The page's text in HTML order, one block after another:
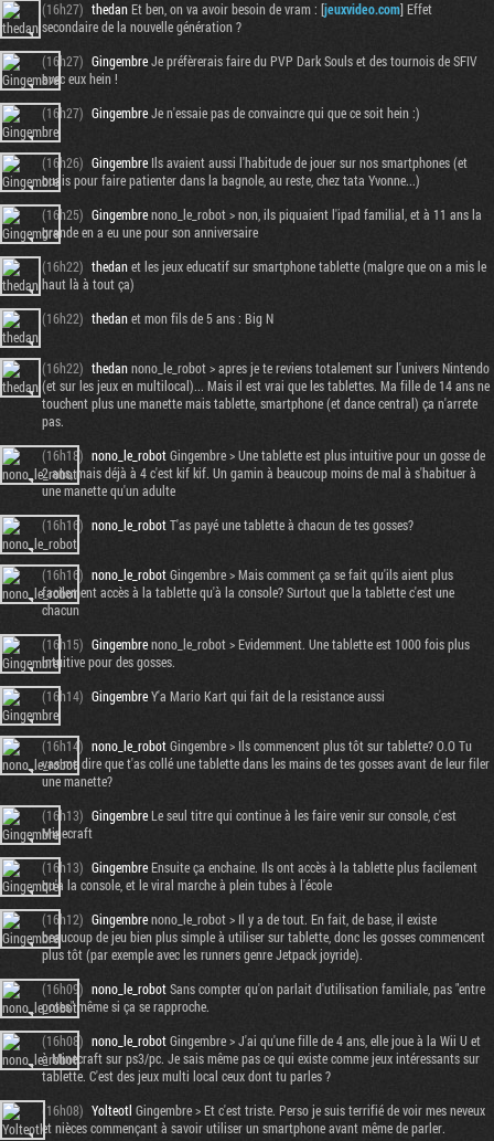
(16h27) thedanEt ben, on va avoir besoin de vram : [jeuxvideo.com] Effet
secondaire de la nouvelle génération ?
(16h27) GingembreJe préfèrerais faire du PVP Dark Souls et des tournois de SFIV
avec eux hein !
(16h27) GingembreJe n'essaie pas de convaincre qui que ce soit hein :)
(16h26) Gingembre Ils avaient aussi l'habitude de jouer sur nos smartphones (et
ouais pour faire patienter dans la bagnole, au reste, chez tata Yvonne...)
(16h25) Gingembrenono_le_robot > non, ils piquaient l'ipad familial, et à 11 ans la
grande en a eu une pour son anniversaire
(16h22) thedanet les jeux educatif sur smartphone tablette (malgre que on a mis le
haut là à tout ça)
(16h22) thedanet mon fils de 5 ans : Big N
(16h22) thedannono_le_robot > apres je te reviens totalement sur l'univers Nintendo
(et sur les jeux en multilocal)... Mais il est vrai que les tablettes. Ma fille de 14 ans ne
touchent plus une manette mais tablette, smartphone (et dance central) ça n'arrete
pas.
(16h18) nono_le_robotGingembre > Une tablette est plus intuitive pour un gosse de
2 ans, mais déjà à 4 c'est kif kif. Un gamin à beaucoup moins de mal à s'habituer à
une manette qu'un adulte
(16h16) nono_le_robotT'as payé une tablette à chacun de tes gosses?
(16h16) nono_le_robotGingembre > Mais comment ça se fait qu'ils aient plus
facilement accès à la tablette qu'à la console? Surtout que la tablette c'est une
chacun
(16h15) Gingembrenono_le_robot > Evidemment. Une tablette est 1000 fois plus
intuitive pour des gosses.
(16h14) GingembreY'a Mario Kart qui fait de la resistance aussi
(16h14) nono_le_robotGingembre > Ils commencent plus tôt sur tablette? O.O Tu
vas me dire que t'as collé une tablette dans les mains de tes gosses avant de leur filer
une manette?
(16h13) GingembreLe seul titre qui continue à les faire venir sur console, c'est
Minecraft
(16h13) GingembreEnsuite ça enchaine. Ils ont accès à la tablette plus facilement
qu'à la console, et le viral marche à plein tubes à l'école
(16h12) Gingembrenono_le_robot > Il y a de tout. En fait, de base, il existe
beaucoup de jeu bien plus simple à utiliser sur tablette, donc les gosses commencent
plus tôt (par exemple avec les runners genre Jetpack joyride).
(16h09) nono_le_robotSans compter qu'on parlait d'utilisation familiale, pas "entre
potes" même si ça se rapproche.
(16h08) nono_le_robotGingembre > J'ai qu'une fille de 4 ans, elle joue à la Wii U et
à Minecraft sur ps3/pc. Je sais même pas ce qui existe comme jeux intéressants sur
tablette. C'est des jeux multi local ceux dont tu parles ?
(16h08) Yolteotl Gingembre > Et c'est triste. Perso je suis terrifié de voir mes neveux
et nièces commençant à savoir utiliser un smartphone avant même de parler.